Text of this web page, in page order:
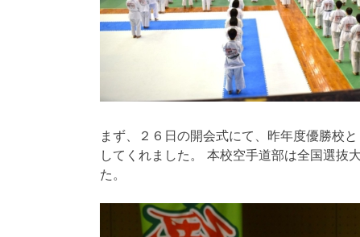
まず、２６日の開会式にて、昨年度優勝校
してくれました。 本校空手道部は全国選抜
た。